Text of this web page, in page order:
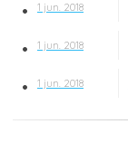
1 jun. 2018
1 jun. 2018
1 jun. 2018